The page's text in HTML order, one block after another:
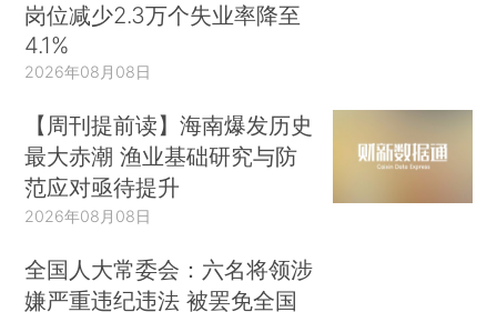
岗位减少2.3万个失业率降至
4.1%
2026年08月08日
【周刊提前读】海南爆发历史
最大赤潮 渔业基础研究与防
范应对亟待提升
2026年08月08日
全国人大常委会：六名将领涉
嫌严重违纪违法 被罢免全国